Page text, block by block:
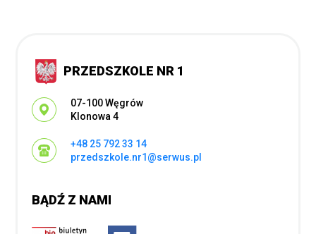
PRZEDSZKOLE NR 1
Adres pocztowy:
07-100 Węgrów
Klonowa 4
+48 25 792 33 14
przedszkole.nr1@serwus.pl
BĄDŹ Z NAMI